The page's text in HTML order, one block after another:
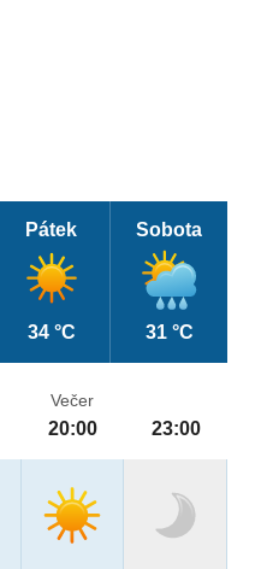
Pátek
34 °C
Sobota
31 °C
Večer
20:00 23:00